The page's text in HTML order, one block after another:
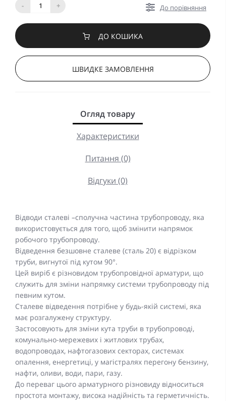
-
+
До порівняння
ДО КОШИКА
ШВИДКЕ ЗАМОВЛЕННЯ
Огляд товару
Характеристики
Питання (0)
Відгуки (0)
Відводи сталеві –сполучна частина трубопроводу, яка
використовується для того, щоб змінити напрямок
робочого трубопроводу.
Відведення безшовне сталеве (сталь 20) є відрізком
труби, вигнутої під кутом 90°.
Цей виріб є різновидом трубопровідної арматури, що
служить для зміни напрямку системи трубопроводу під
певним кутом.
Сталеве відведення потрібне у будь-якій системі, яка
має розгалужену структуру.
Застосовують для зміни кута труби в трубопроводі,
комунально-мережевих і житлових трубах,
водопроводах, нафтогазових секторах, системах
опалення, енергетиці, у магістралях перегону бензину,
нафти, оливи, води, пари, газу.
До переваг цього арматурного різновиду відноситься
простота монтажу, висока надійність та герметичність.